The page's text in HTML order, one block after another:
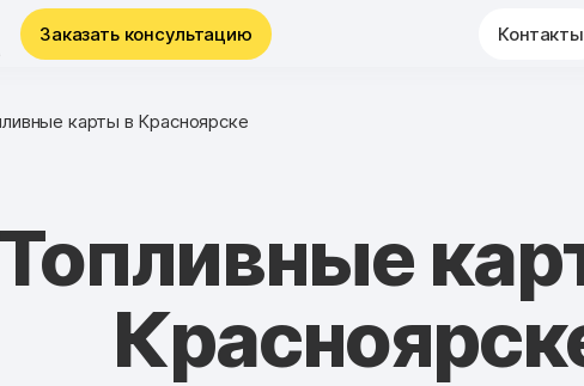
Заказать консультацию Контакты
карты в Красноярске
Топливные